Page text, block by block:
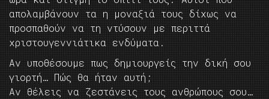
απολαμβάνουν τα η μοναξιά τους δίχως να
προσπαθούν να τη ντύσουν με περιττά
χριστουγεννιάτικα ενδύματα.
Αν υποθέσουμε πως δημιουργείς την δική σου
γιορτή… Πώς θα ήταν αυτή;
Αν θέλεις να ζεστάνεις τους ανθρώπους σου…